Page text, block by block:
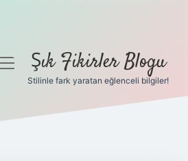
Şık Fikirler Blogu
Stilinle fark yaratan eğlenceli bilgiler!